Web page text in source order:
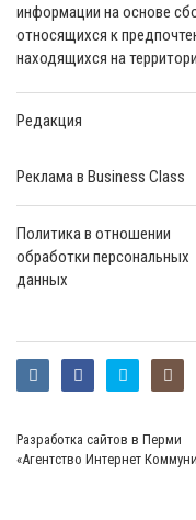
информации на основе
относящихся к
находящихся на
Редакция
Реклама в Business Class
Политика в отношении
обработки персональных
данных
Разработка сайтов в Перми
«Агентство Интернет